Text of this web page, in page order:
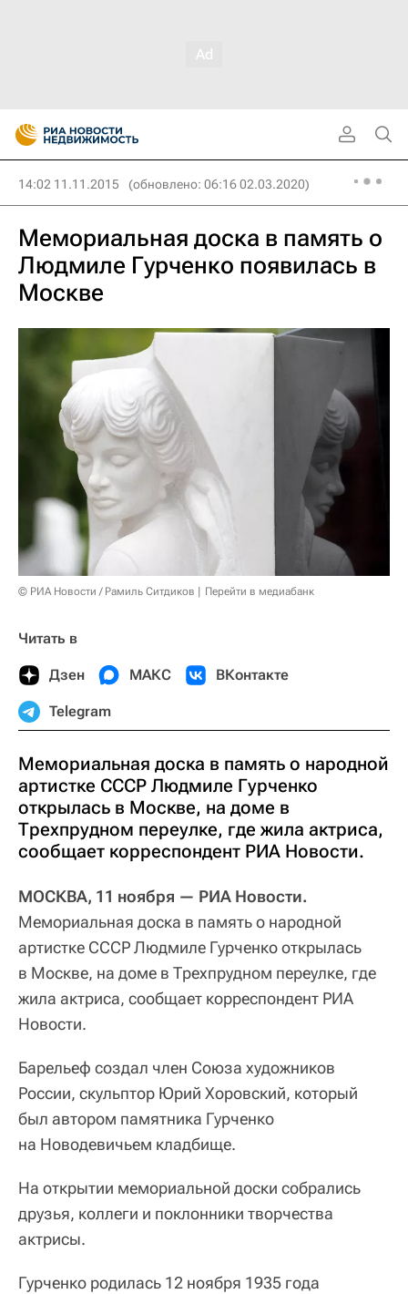
14:02 11.11.2015 (обновлено: 06:16 02.03.2020)
Мемориальная доска в память о
Людмиле Гурченко появилась в
Москве
© РИА Новости / Рамиль Ситдиков Перейти в медиабанк
Читать в
Дзен МАКС ВКонтакте
Telegram
Мемориальная доска в память о народной
артистке СССР Людмиле Гурченко
открылась в Москве, на доме в
Трехпрудном переулке, где жила актриса,
сообщает корреспондент РИА Новости.
МОСКВА, 11 ноября — РИА Новости.
Мемориальная доска в память о народной
артистке СССР Людмиле Гурченко открылась
в Москве, на доме в Трехпрудном переулке, где
жила актриса, сообщает корреспондент РИА
Новости.
Барельеф создал член Союза художников
России, скульптор Юрий Хоровский, который
был автором памятника Гурченко
на Новодевичьем кладбище.
На открытии мемориальной доски собрались
друзья, коллеги и поклонники творчества
актрисы.
Гурченко родилась 12 ноября 1935 года